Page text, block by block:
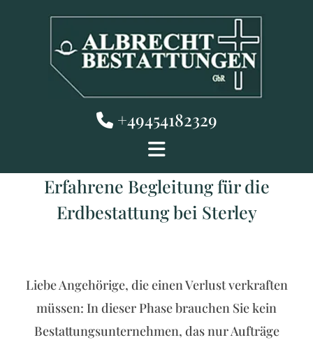
 +49454182329
Erfahrene Begleitung für die
Erdbestattung bei Sterley
Liebe Angehörige, die einen Verlust verkraften
müssen: In dieser Phase brauchen Sie kein
Bestattungsunternehmen, das nur Aufträge